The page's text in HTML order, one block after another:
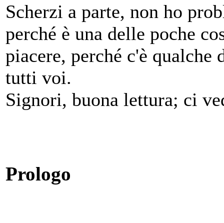
Scherzi a parte, non ho
perché è una delle poche
piacere, perché c'è
tutti voi.
Signori, buona lettura; ci
Prologo